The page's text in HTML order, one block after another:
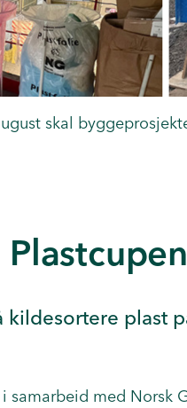
skal
plast
samarbeid med Norsk